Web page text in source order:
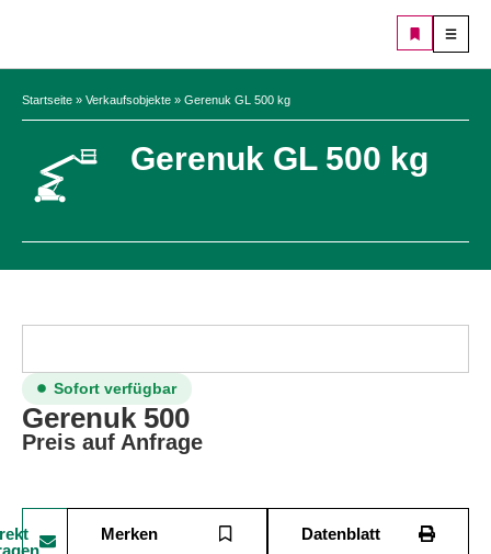
Startseite » Verkaufsobjekte » Gerenuk GL 500 kg
Gerenuk GL 500 kg
Sofort verfügbar
Gerenuk 500
Preis auf Anfrage
Merken Datenblatt